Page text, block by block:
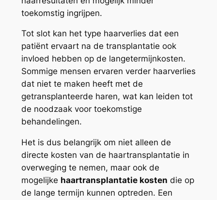
toekomstig ingrijpen.
Tot slot kan het type haarverlies dat een
patiënt ervaart na de transplantatie ook
invloed hebben op de langetermijnkosten.
Sommige mensen ervaren verder haarverlies
dat niet te maken heeft met de
getransplanteerde haren, wat kan leiden tot
de noodzaak voor toekomstige
behandelingen.
Het is dus belangrijk om niet alleen de
directe kosten van de haartransplantatie in
overweging te nemen, maar ook de
mogelijke haartransplantatie kosten die op
de lange termijn kunnen optreden. Een